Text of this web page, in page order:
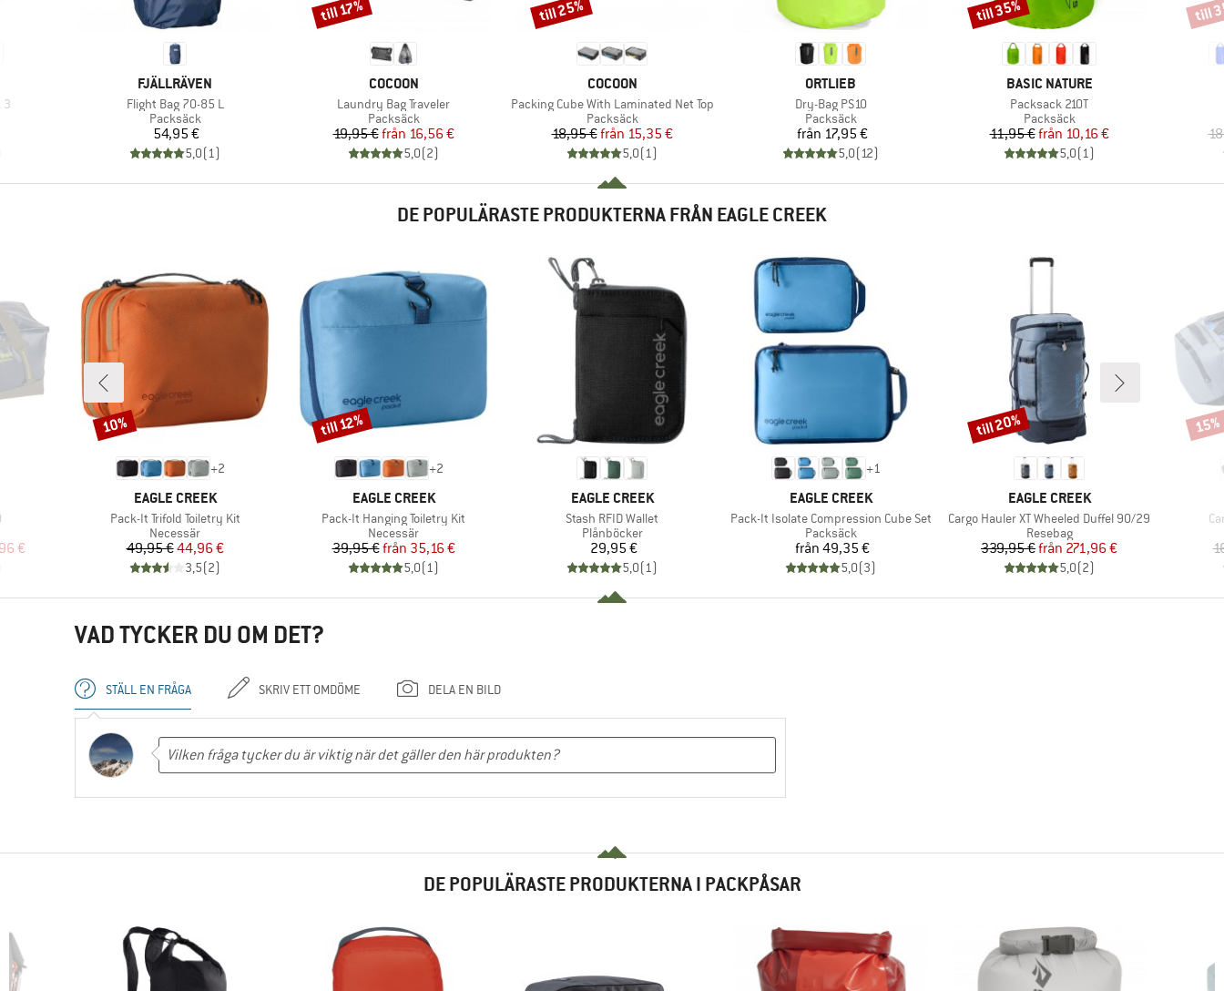
3
VARUMÄRKE
FJÄLLRÄVEN
Produkter
Flight Bag 70-85 L
Produktgrupp
Packsäck
Pris
54,95 €
5,0(1)
VARUMÄRKE
COCOON
Produkter
Laundry Bag Traveler
Produktgrupp
Packsäck
Pris
19,95 € Reducerat pris
från 16,56 €
5,0(2)
Rabatt
till 17%
VARUMÄRKE
COCOON
Produkter
Packing Cube With Laminated Net Top
Produktgrupp
Packsäck
Pris
18,95 € Reducerat pris
från 15,35 €
5,0(1)
Rabatt
till 25%
VARUMÄRKE
ORTLIEB
Produkter
Dry-Bag PS10
Produktgrupp
Packsäck
Pris
från 17,95 €
5,0(12)
VARUMÄRKE
BASIC NATURE
Produkter
Packsack 210T
Produktgrupp
Packsäck
Pris
11,95 € Reducerat pris
från 10,16 €
5,0(1)
Rabatt
till 35% till
DE POPULÄRASTE PRODUKTERNA FRÅN EAGLE CREEK
pris
€
+2
VARUMÄRKE
EAGLE CREEK
Produkter
Pack-It Trifold Toiletry Kit
Produktgrupp
Necessär
Pris
49,95 €Reducerat pris
44,96 €
3,5(2)
Rabatt
10%
+2
VARUMÄRKE
EAGLE CREEK
Produkter
Pack-It Hanging Toiletry Kit
Produktgrupp
Necessär
Pris
39,95 € Reducerat pris
från 35,16 €
5,0(1)
Rabatt
till 12%
VARUMÄRKE
EAGLE CREEK
Produkter
Stash RFID Wallet
Produktgrupp
Plånböcker
Pris
29,95 €
5,0(1)
+1
VARUMÄRKE
EAGLE CREEK
Produkter
Pack-It Isolate Compression Cube Set
Produktgrupp
Packsäck
Pris
från 49,35 €
5,0(3)
VARUMÄRKE
EAGLE CREEK
Produkter
Cargo Hauler XT Wheeled Duffel 90/29
Produktgrupp
Resebag
Pris
339,95 € Reducerat pris
från 271,96 €
5,0(2)
Rabatt
till 20% 15%
VAD TYCKER DU OM DET?
STÄLL EN FRÅGA SKRIV ETT OMDÖME DELA EN BILD
DE POPULÄRASTE PRODUKTERNA I PACKPÅSAR